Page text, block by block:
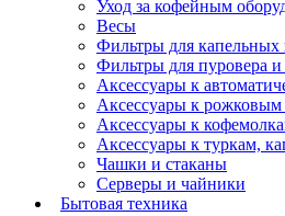
Уход за кофейным
Весы
Фильтры для капельных
Фильтры для пуровера и
Аксессуары к
Аксессуары к
Аксессуары к
Аксессуары к туркам,
Чашки и стаканы
Серверы и чайники
Бытовая техника